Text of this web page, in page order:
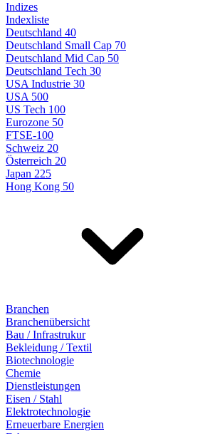
Indizes
Indexliste
Deutschland 40
Deutschland Small Cap 70
Deutschland Mid Cap 50
Deutschland Tech 30
USA Industrie 30
USA 500
US Tech 100
Eurozone 50
FTSE-100
Schweiz 20
Österreich 20
Japan 225
Hong Kong 50
Branchen
Branchenübersicht
Bau / Infrastrukur
Bekleidung / Textil
Biotechnologie
Chemie
Dienstleistungen
Eisen / Stahl
Elektrotechnologie
Erneuerbare Energien